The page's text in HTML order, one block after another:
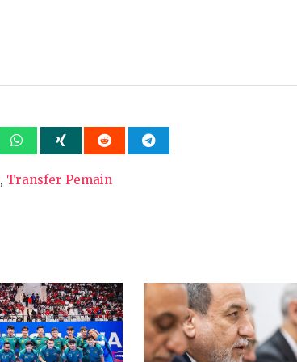
, Transfer Pemain